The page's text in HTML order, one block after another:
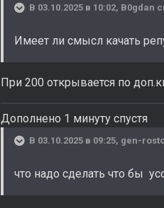
В 03.10.2025 в 10:02, B0gdan
Имеет ли смысл качать
При 200 открывается по
Дополнено 1 минуту спустя
В 03.10.2025 в 09:25, gen-
что надо сделать что бы